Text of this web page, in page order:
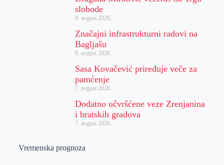
slobode
8. avgust 2026.
Značajni infrastrukturni radovi na
Bagljašu
8. avgust 2026.
Sasa Kovačević priređuje veče za
pamćenje
7. avgust 2026.
Dodatno učvršćene veze Zrenjanina
i bratskih gradova
7. avgust 2026.
Vremenska prognoza